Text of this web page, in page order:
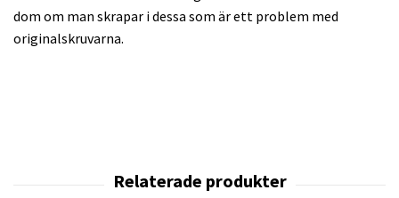
dom om man skrapar i dessa som är ett problem med
originalskruvarna.